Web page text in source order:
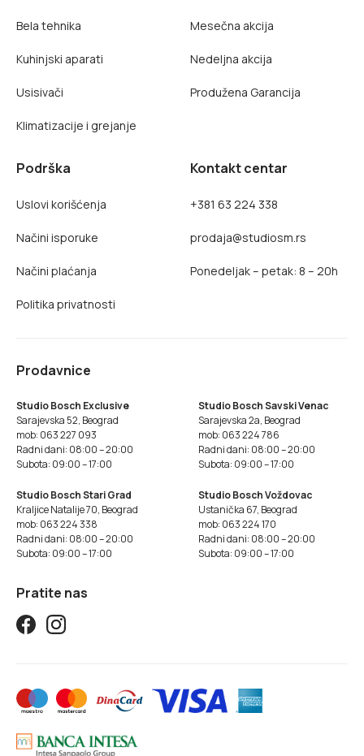
Bela tehnika
Kuhinjski aparati
Usisivači
Klimatizacije i grejanje
Mesečna akcija
Nedeljna akcija
Produžena Garancija
Podrška
Uslovi korišćenja
Načini isporuke
Načini plaćanja
Politika privatnosti
Kontakt centar
+381 63 224 338
prodaja@studiosm.rs
Ponedeljak – petak: 8 – 20h
Prodavnice
Studio Bosch Exclusive
Sarajevska 52, Beograd
mob: 063 227 093
Radni dani: 08:00 – 20:00
Subota: 09:00 – 17:00
Studio Bosch Savski Venac
Sarajevska 2a, Beograd
mob: 063 224 786
Radni dani: 08:00 – 20:00
Subota: 09:00 – 17:00
Studio Bosch Stari Grad
Kraljice Natalije 70, Beograd
mob: 063 224 338
Radni dani: 08:00 – 20:00
Subota: 09:00 – 17:00
Studio Bosch Voždovac
Ustanička 67, Beograd
mob: 063 224 170
Radni dani: 08:00 – 20:00
Subota: 09:00 – 17:00
Pratite nas